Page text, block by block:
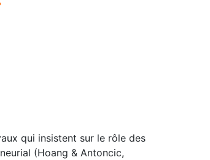
qui insistent sur le rôle des
(Hoang & Antoncic,